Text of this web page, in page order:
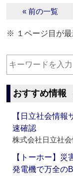
« 前の一覧
※ １ページ目が最
おすすめ情報
【日立社会情
速確認
株式会社日立社
【トーホー】
発電機で万全の